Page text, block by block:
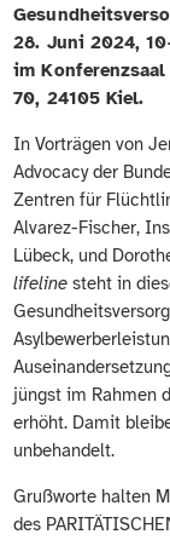
28. Juni 2024,
im Konferenzsaal
70, 24105 Kiel.
In Vorträgen von
Advocacy der
Zentren für
Alvarez-Fischer,
Lübeck, und
lifeline steht in
jüngst im Rahmen
erhöht. Damit
unbehandelt.
Grußworte halten
des